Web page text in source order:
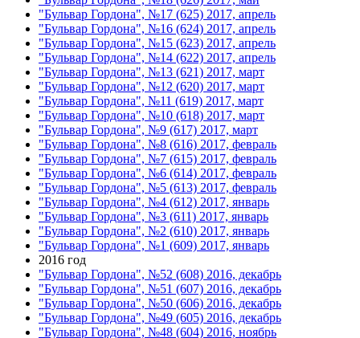
"Бульвар Гордона", №17 (625) 2017, апрель
"Бульвар Гордона", №16 (624) 2017, апрель
"Бульвар Гордона", №15 (623) 2017, апрель
"Бульвар Гордона", №14 (622) 2017, апрель
"Бульвар Гордона", №13 (621) 2017, март
"Бульвар Гордона", №12 (620) 2017, март
"Бульвар Гордона", №11 (619) 2017, март
"Бульвар Гордона", №10 (618) 2017, март
"Бульвар Гордона", №9 (617) 2017, март
"Бульвар Гордона", №8 (616) 2017, февраль
"Бульвар Гордона", №7 (615) 2017, февраль
"Бульвар Гордона", №6 (614) 2017, февраль
"Бульвар Гордона", №5 (613) 2017, февраль
"Бульвар Гордона", №4 (612) 2017, январь
"Бульвар Гордона", №3 (611) 2017, январь
"Бульвар Гордона", №2 (610) 2017, январь
"Бульвар Гордона", №1 (609) 2017, январь
2016 год
"Бульвар Гордона", №52 (608) 2016, декабрь
"Бульвар Гордона", №51 (607) 2016, декабрь
"Бульвар Гордона", №50 (606) 2016, декабрь
"Бульвар Гордона", №49 (605) 2016, декабрь
"Бульвар Гордона", №48 (604) 2016, ноябрь